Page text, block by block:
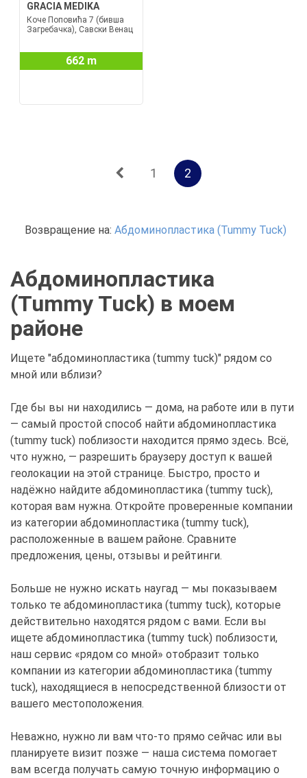
GRACIA MEDIKA
Коче Поповића 7 (бивша
Загребачка), Савски Венац
662 m
1 2
Возвращение на: Абдоминопластика (Tummy Tuck)
Абдоминопластика
(Tummy Tuck) в моем
районе
Ищете "абдоминопластика (tummy tuck)" рядом со
мной или вблизи?
Где бы вы ни находились — дома, на работе или в пути
— самый простой способ найти абдоминопластика
(tummy tuck) поблизости находится прямо здесь. Всё,
что нужно, — разрешить браузеру доступ к вашей
геолокации на этой странице. Быстро, просто и
надёжно найдите абдоминопластика (tummy tuck),
которая вам нужна. Откройте проверенные компании
из категории абдоминопластика (tummy tuck),
расположенные в вашем районе. Сравните
предложения, цены, отзывы и рейтинги.
Больше не нужно искать наугад — мы показываем
только те абдоминопластика (tummy tuck), которые
действительно находятся рядом с вами. Если вы
ищете абдоминопластика (tummy tuck) поблизости,
наш сервис «рядом со мной» отобразит только
компании из категории абдоминопластика (tummy
tuck), находящиеся в непосредственной близости от
вашего местоположения.
Неважно, нужно ли вам что-то прямо сейчас или вы
планируете визит позже — наша система помогает
вам всегда получать самую точную информацию о